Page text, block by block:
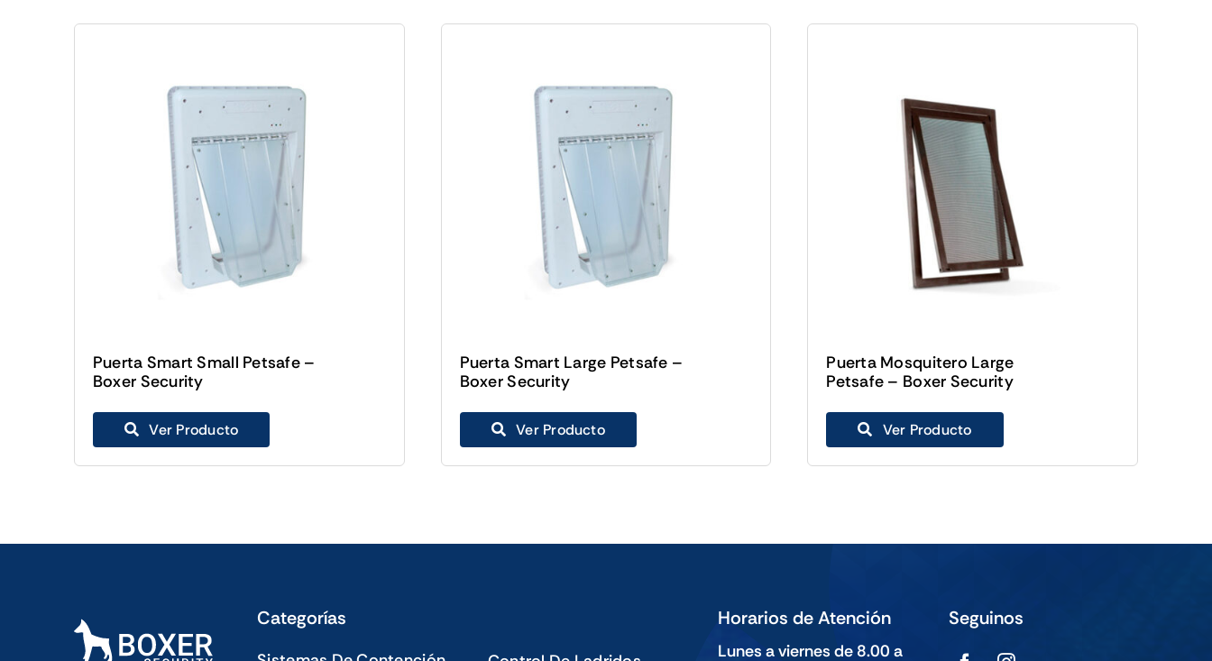
Puerta Smart Small Petsafe –
Boxer Security
Ver Producto
Puerta Smart Large Petsafe –
Boxer Security
Ver Producto
Puerta Mosquitero Large
Petsafe – Boxer Security
Ver Producto
Categorías Horarios de Atención
Lunes a viernes de 8.00 a
Seguinos